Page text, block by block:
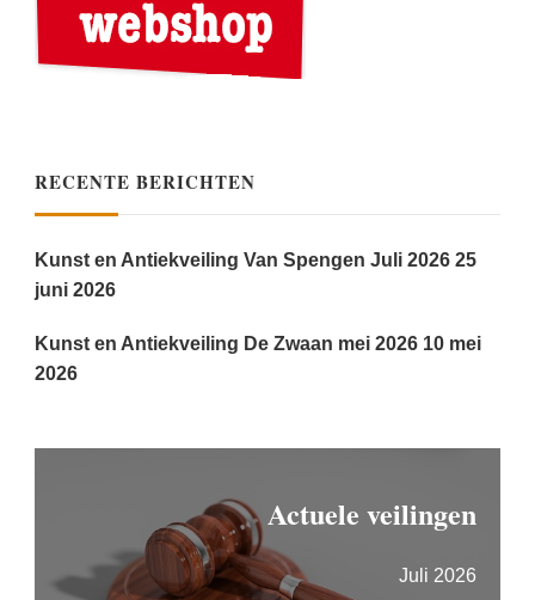
RECENTE BERICHTEN
Kunst en Antiekveiling Van Spengen Juli 2026 25
juni 2026
Kunst en Antiekveiling De Zwaan mei 2026 10 mei
2026
Actuele veilingen
Juli 2026